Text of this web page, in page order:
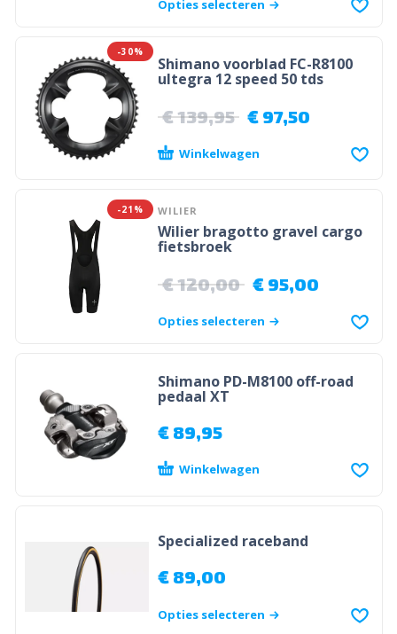
Opties selecteren
-30%
Shimano voorblad FC-R8100
ultegra 12 speed 50 tds
€139,95 €97,50
Winkelwagen
-21% WILIER
Wilier bragotto gravel cargo
fietsbroek
€120,00 €95,00
Opties selecteren
Shimano PD-M8100 off-road
pedaal XT
€89,95
Winkelwagen
Specialized raceband
€89,00
Opties selecteren